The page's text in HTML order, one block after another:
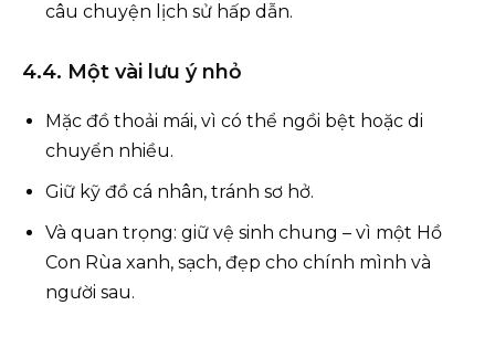
câu chuyện lịch sử hấp dẫn.
4.4. Một vài lưu ý nhỏ
Mặc đồ thoải mái, vì có thể ngồi bệt hoặc di
chuyển nhiều.
Giữ kỹ đồ cá nhân, tránh sơ hở.
Và quan trọng: giữ vệ sinh chung – vì một Hồ
Con Rùa xanh, sạch, đẹp cho chính mình và
người sau.